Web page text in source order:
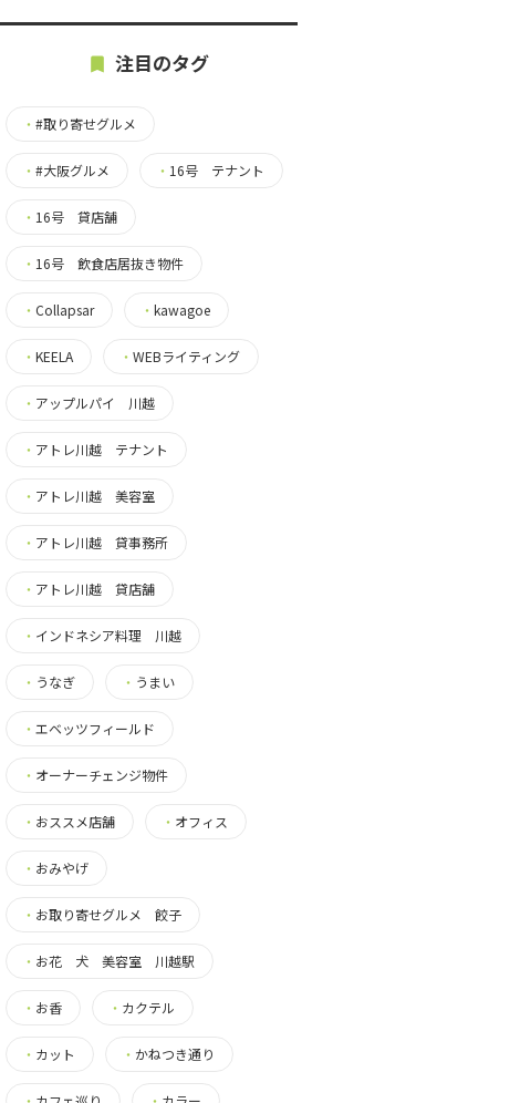
注目のタグ
・ #取り寄せグルメ
・ #大阪グルメ ・ 16号 テナント
・ 16号 貸店舗
・ 16号 飲食店居抜き物件
・ Collapsar ・ kawagoe
・ KEELA ・ WEBライティング
・ アップルパイ 川越
・ アトレ川越 テナント
・ アトレ川越 美容室
・ アトレ川越 貸事務所
・ アトレ川越 貸店舗
・ インドネシア料理 川越
・ うなぎ ・ うまい
・ エベッツフィールド
・ オーナーチェンジ物件
・ おススメ店舗 ・ オフィス
・ おみやげ
・ お取り寄せグルメ 餃子
・ お花 犬 美容室 川越駅
・ お香 ・ カクテル
・ カット ・ かねつき通り